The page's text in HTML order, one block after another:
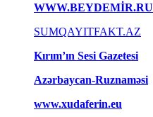
WWW.BEYDEMİR.RU
SUMQAYITFAKT.AZ
Kırım’ın Sesi Gazetesi
Azərbaycan-Ruznaməsi
www.xudaferin.eu